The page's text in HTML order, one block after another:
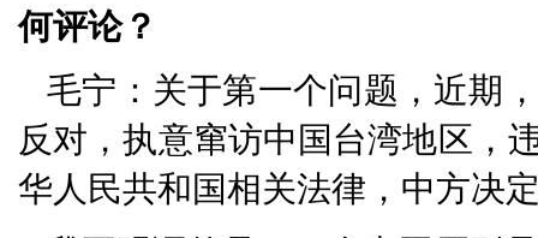
何评论？
毛宁：关于第一个问题，近期
反对，执意窜访中国台湾地区，
华人民共和国相关法律，中方决